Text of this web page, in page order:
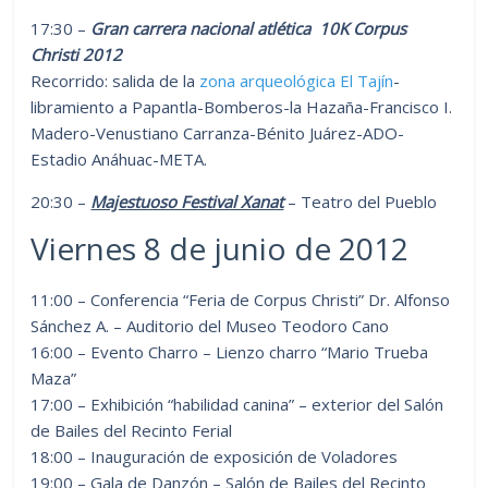
17:30 – Gran carrera nacional atlética 10K Corpus
Christi 2012
Recorrido: salida de la zona arqueológica El Tajín-
libramiento a Papantla-Bomberos-la Hazaña-Francisco I.
Madero-Venustiano Carranza-Bénito Juárez-ADO-
Estadio Anáhuac-META.
20:30 – Majestuoso Festival Xanat– Teatro del Pueblo
Viernes 8 de junio de 2012
11:00 – Conferencia “Feria de Corpus Christi” Dr. Alfonso
Sánchez A. – Auditorio del Museo Teodoro Cano
16:00 – Evento Charro – Lienzo charro “Mario Trueba
Maza”
17:00 – Exhibición “habilidad canina” – exterior del Salón
de Bailes del Recinto Ferial
18:00 – Inauguración de exposición de Voladores
19:00 – Gala de Danzón – Salón de Bailes del Recinto